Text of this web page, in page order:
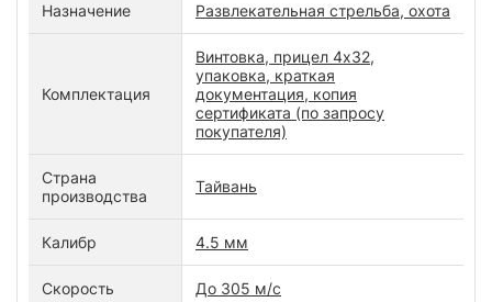
Назначение Развлекательная стрельба, охота
Комплектация
Винтовка, прицел 4х32,
упаковка, краткая
документация, копия
сертификата (по запросу
покупателя)
Страна
производства
Тайвань
Калибр 4.5 мм
Скорость До 305 м/с